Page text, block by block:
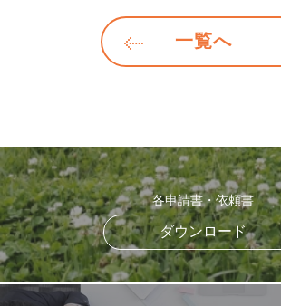
一覧へ
各申請書・依頼書
ダウンロード